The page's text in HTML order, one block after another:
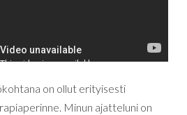
on ollut erityisesti
. Minun ajatteluni on